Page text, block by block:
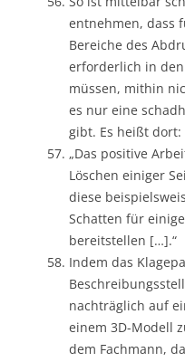
entnehmen, dass
Bereiche des
erforderlich in
müssen, mithin
es nur eine
gibt. Es heißt dort:
„Das positive
Löschen einiger
diese
Schatten für
bereitstellen […].“
Indem das
nachträglich auf
einem 3D-Modell
dem Fachmann,